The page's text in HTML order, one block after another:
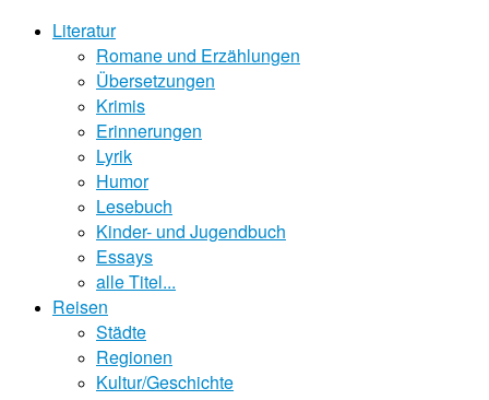
Literatur
Romane und Erzählungen
Übersetzungen
Krimis
Erinnerungen
Lyrik
Humor
Lesebuch
Kinder- und Jugendbuch
Essays
alle Titel...
Reisen
Städte
Regionen
Kultur/Geschichte